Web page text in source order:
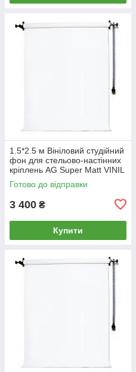
1.5*2.5 м Вініловий студійний
фон для стельово-настінних
кріплень AG Super Matt VINIL
BD-PRO Premium фотофон
Готово до відправки
3 400 ₴
Купити